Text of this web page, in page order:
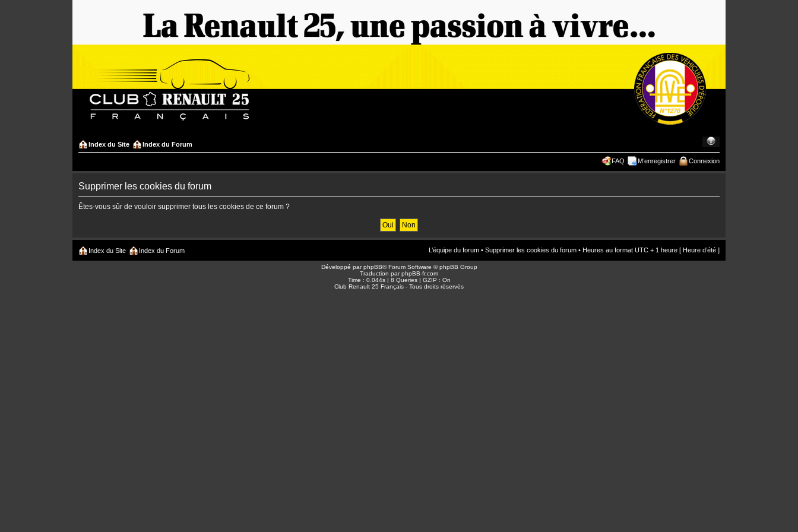
Index du Site Index du Forum
FAQ M’enregistrer Connexion
Supprimer les cookies du forum
Êtes-vous sûr de vouloir supprimer tous les cookies de ce forum ?
Index du Site Index du Forum L’équipe du forum • Supprimer les cookies du forum • Heures au format UTC + 1 heure [ Heure d’été ]
Développé parphpBB® Forum Software © phpBB Group
Traduction parphpBB-fr.com
Time : 0.044s | 8 Queries | GZIP : On
Club Renault 25 Français - Tous droits réservés